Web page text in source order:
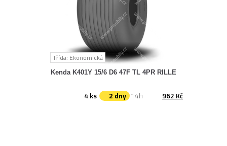
Třída: Ekonomická
Kenda K401Y 15/6 D6 47F TL 4PR RILLE
962 Kč
14h
2 dny
4 ks